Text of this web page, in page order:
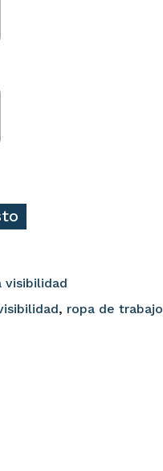
visibilidad
, ropa de trabajo